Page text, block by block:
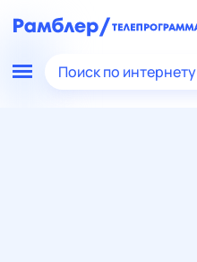
Поиск по интернету